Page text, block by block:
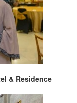
& Residence